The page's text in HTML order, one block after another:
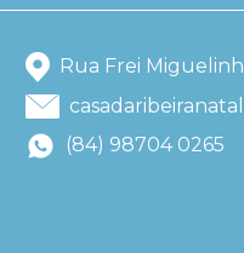
Rua Frei
(84) 98704 0265